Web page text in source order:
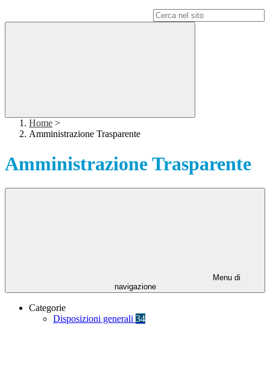
Home >
Amministrazione Trasparente
Amministrazione Trasparente
Menu di
navigazione
Categorie
Disposizioni generali 34